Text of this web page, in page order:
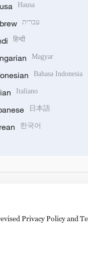
Hausa
עברית
हिन्दी
Magyar
Bahasa Indonesia
Italiano
日本語
한국어
Privacy Policy and